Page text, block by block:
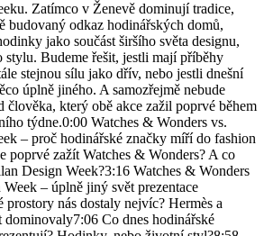
Zatímco v Ženevě dominují tradice,
budovaný odkaz hodinářských domů,
jako součást širšího světa designu,
stylu. Budeme řešit, jestli mají příběhy
stejnou sílu jako dřív, nebo jestli dnešní
úplně jiného. A samozřejmě nebude
člověka, který obě akce zažil poprvé během
týdne.0:00 Watches & Wonders vs.
– proč hodinářské značky míří do fashion
poprvé zažít Watches & Wonders? A co
Design Week?3:16 Watches & Wonders
– úplně jiný svět prezentace
prostory nás dostaly nejvíc? Hermès a
dominovaly7:06 Co dnes hodinářské